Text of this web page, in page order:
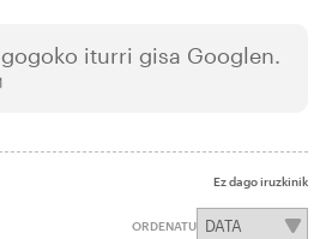
gogoko iturri gisa Googlen.
Ez dago iruzkinik
ORDENATU